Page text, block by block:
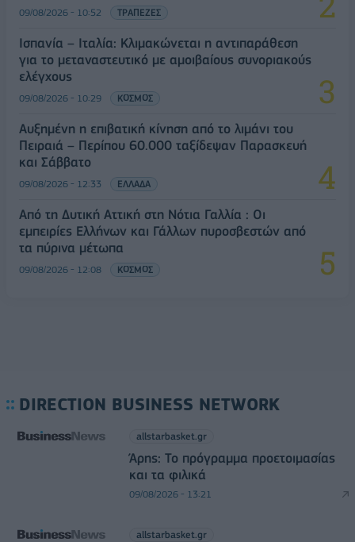
09/08/2026 - 10:52 ΤΡΑΠΕΖΕΣ
Ισπανία – Ιταλία: Κλιμακώνεται η αντιπαράθεση
για το μεταναστευτικό με αμοιβαίους συνοριακούς
ελέγχους
09/08/2026 - 10:29 ΚΟΣΜΟΣ
Αυξημένη η επιβατική κίνηση από το λιμάνι του
Πειραιά – Περίπου 60.000 ταξίδεψαν Παρασκευή
και Σάββατο
09/08/2026 - 12:33 ΕΛΛΑΔΑ
Από τη Δυτική Αττική στη Νότια Γαλλία : Οι
εμπειρίες Ελλήνων και Γάλλων πυροσβεστών από
τα πύρινα μέτωπα
09/08/2026 - 12:08 ΚΟΣΜΟΣ
DIRECTION BUSINESS NETWORK
allstarbasket.gr
Άρης: Το πρόγραμμα προετοιμασίας
και τα φιλικά
09/08/2026 - 13:21
allstarbasket.gr